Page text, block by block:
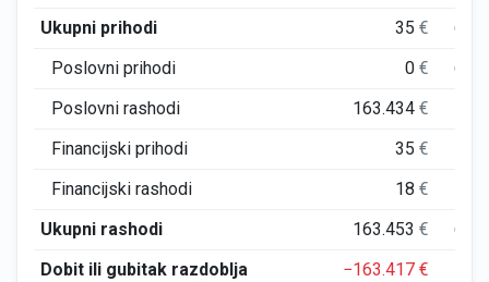
Ukupni prihodi
35€
Poslovni prihodi
0€
Poslovni rashodi
163.434€
Financijski prihodi
35€
Financijski rashodi
18€
Ukupni rashodi
163.453€
Dobit ili gubitak razdoblja
−163.417€